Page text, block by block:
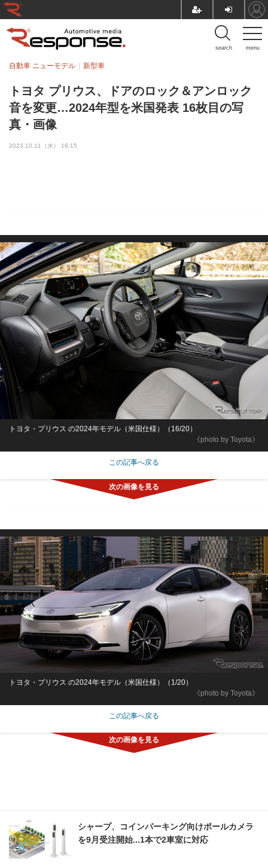
menu
search
トヨタ プリウス、ドアのロック＆アンロック
音を変更…2024年型を米国発表 16枚目の写
真・画像
自動車 ニューモデル 新型車
2023.10.11（水） 16:15
《photo by Toyota》
トヨタ・プリウス の2024年モデル（米国仕様）（16/20）
この記事へ戻る
《photo by Toyota》
トヨタ・プリウス の2024年モデル（米国仕様）（1/20）
この記事へ戻る
シャープ、コインパーキング向けポールカメラ
を9月受注開始...1本で2車室に対応